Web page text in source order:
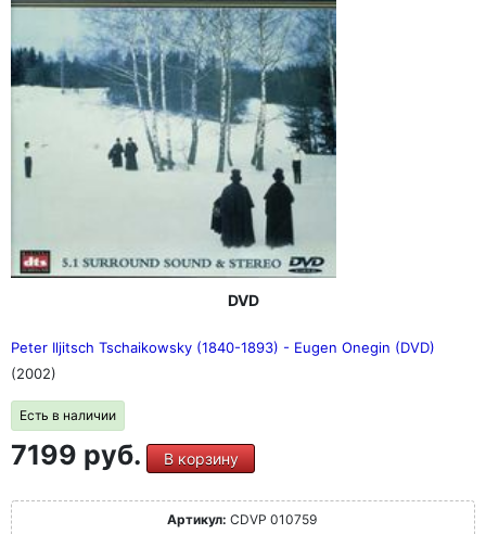
DVD
Peter Iljitsch Tschaikowsky (1840-1893) - Eugen Onegin (DVD)
(2002)
Есть в наличии
7199 руб. В корзину
Артикул: CDVP 010759